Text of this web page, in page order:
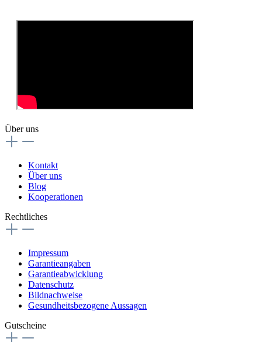
Über uns
Kontakt
Über uns
Blog
Kooperationen
Rechtliches
Impressum
Garantieangaben
Garantieabwicklung
Datenschutz
Bildnachweise
Gesundheitsbezogene Aussagen
Gutscheine